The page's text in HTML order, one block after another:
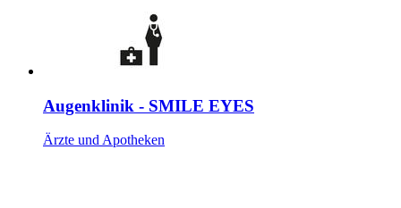
Augenklinik - SMILE EYES
Ärzte und Apotheken